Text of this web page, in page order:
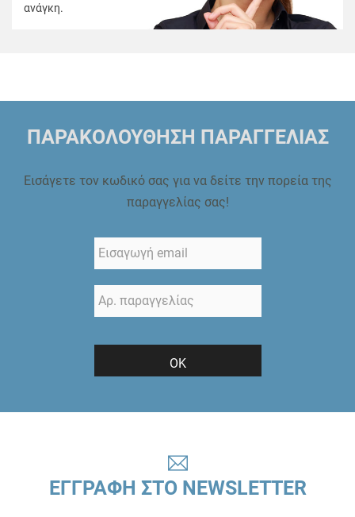
ανάγκη.
ΠΑΡΑΚΟΛΟΥΘΗΣΗ ΠΑΡΑΓΓΕΛΙΑΣ
Εισάγετε τον κωδικό σας για να δείτε την πορεία της
παραγγελίας σας!
ΟΚ
ΕΓΓΡΑΦΗ ΣΤΟ NEWSLETTER